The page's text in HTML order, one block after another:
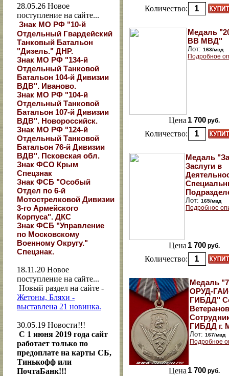
28.05.26 Новое
поступление на сайте...
Знак МО РФ "10-й
Отдельный Гвардейский
Танковый Батальон
"Дизель." ДНР.
Знак МО РФ "134-й
Отдельный Танковой
Батальон 104-й Дивизии
ВДВ". Иваново.
Знак МО РФ "104-й
Отдельный Танковой
Батальон 107-й Дивизии
ВДВ". Новороссийск.
Знак МО РФ "124-й
Отдельный Танковой
Батальон 76-й Дивизии
ВДВ". Псковская обл.
Знак ФСО Крым
Спецзнак
Знак ФСБ "Особый
Отдел по 6-й
Мотострелковой Дивизии
3-го Армейского
Корпуса". ДКС
Знак ФСБ "Управление
по Московскому
Военному Округу."
Спецзнак.
18.11.20 Новое
поступление на сайте...
Новый раздел на сайте -
Жетоны, Бляхи -
выставлена 21 новинка.
30.05.19 Новости!!!
С 1 июня 2019 года сайт
работает только по
предоплате на карты СБ,
Тинькофф или
ПочтаБанк!!!
Количество:
Медаль
ВВ МВД"
Лот: 163/мвд
Подробное
Цена 1 700 руб.
Количество:
Медаль "За
Заслуги в
Лот: 165/мвд
Подробное
Цена 1 700 руб.
Количество:
Медаль
ОРУД-
ГИБДД"
Ветеранов
ГИБДД г.
Лот: 167/мвд
Подробное
Цена 1 700 руб.